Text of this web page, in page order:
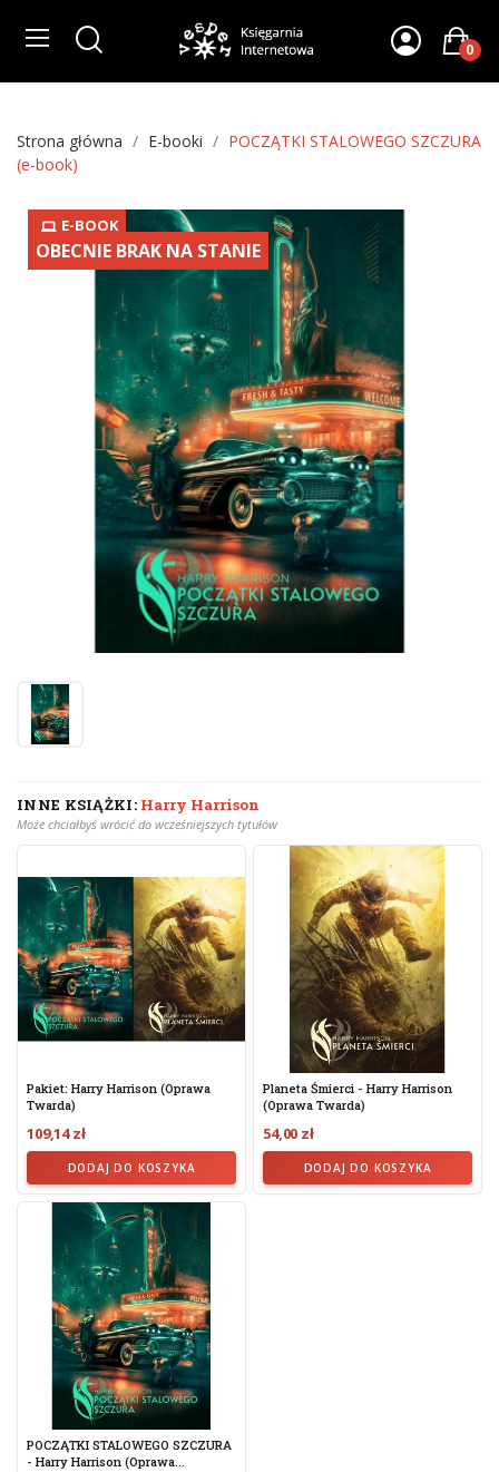
0
Strona główna E-booki
POCZĄTKI STALOWEGO SZCZURA
(e-book)
E-BOOK
OBECNIE BRAK NA STANIE
INNE KSIĄŻKI: Harry Harrison
Może chciałbyś wrócić do wcześniejszych tytułów
Pakiet: Harry Harrison (oprawa
Twarda)
109,14 zł
DODAJ DO KOSZYKA
Planeta Śmierci - Harry Harrison
(oprawa Twarda)
54,00 zł
DODAJ DO KOSZYKA
POCZĄTKI STALOWEGO SZCZURA
- Harry Harrison (oprawa...